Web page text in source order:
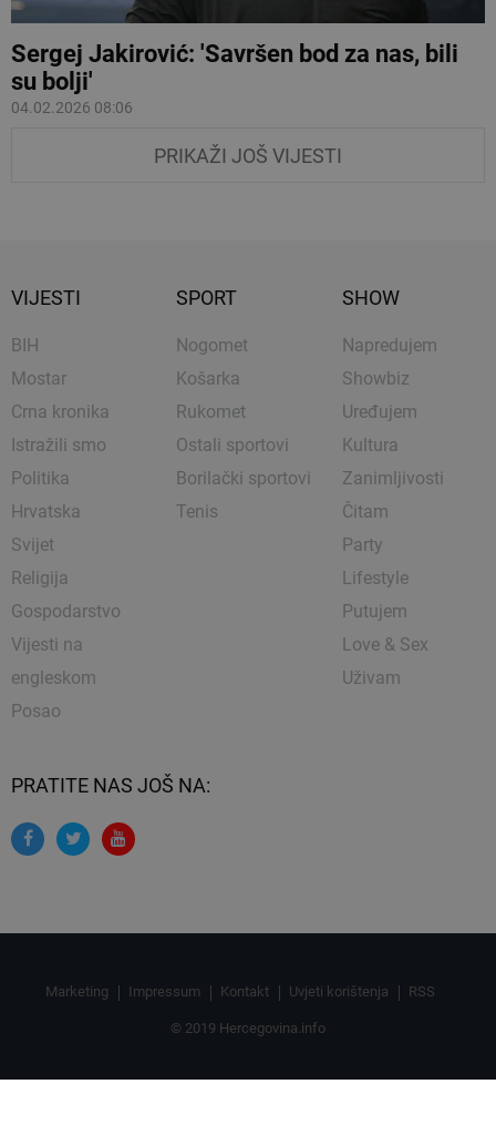
Sergej Jakirović: 'Savršen bod za nas, bili
su bolji'
04.02.2026 08:06
PRIKAŽI JOŠ VIJESTI
VIJESTI
BIH
Mostar
Crna kronika
Istražili smo
Politika
Hrvatska
Svijet
Religija
Gospodarstvo
Vijesti na
engleskom
Posao
SPORT
Nogomet
Košarka
Rukomet
Ostali sportovi
Borilački sportovi
Tenis
SHOW
Napredujem
Showbiz
Uređujem
Kultura
Zanimljivosti
Čitam
Party
Lifestyle
Putujem
Love & Sex
Uživam
PRATITE NAS JOŠ NA:
Marketing Impressum Kontakt Uvjeti korištenja RSS
© 2019 Hercegovina.info